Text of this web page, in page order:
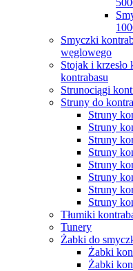
Smyczki
węglowego
Stojak i krzesło
kontrabasu
Strunociągi
Struny do
Struny
Struny
Struny
Struny
Struny
Struny
Struny
Struny
Tłumiki
Tunery
Żabki do
Żabki
Żabki